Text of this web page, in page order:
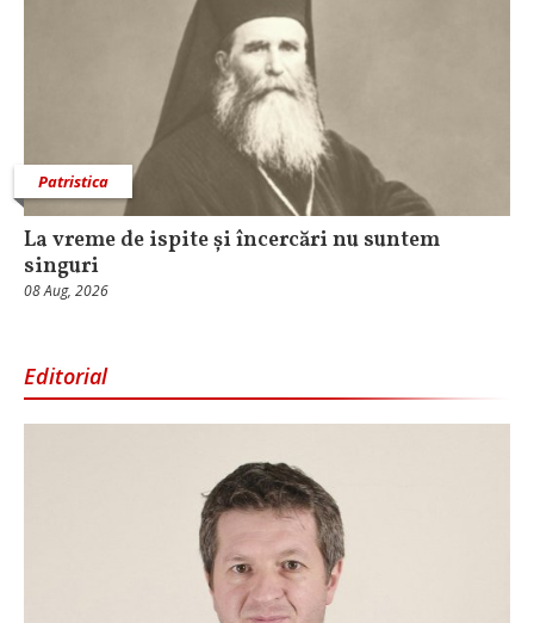
Patristica
La vreme de ispite și încercări nu suntem
singuri
08 Aug, 2026
Editorial